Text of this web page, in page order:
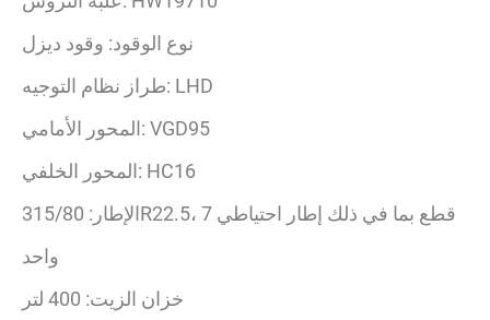
نوع الوقود: وقود ديزل
طراز نظام التوجيه: LHD
المحور الأمامي: VGD95
المحور الخلفي: HC16
الإطار: 315/80R22.5، 7 قطع بما في ذلك إطار احتياطي
واحد
خزان الزيت: 400 لتر